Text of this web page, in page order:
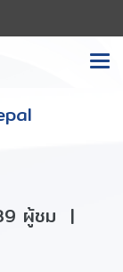
ผู้ชม |